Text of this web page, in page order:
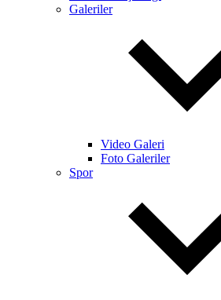
Galeriler
Video Galeri
Foto Galeriler
Spor